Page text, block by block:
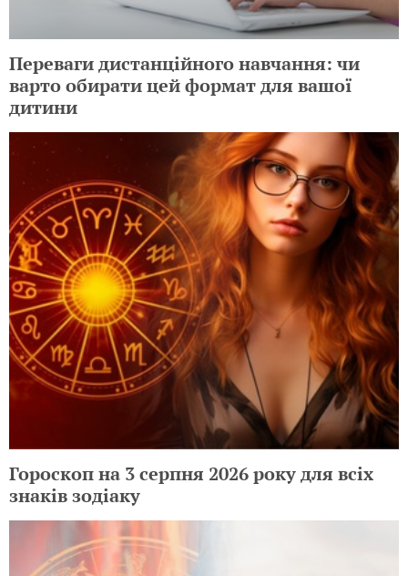
Переваги дистанційного навчання: чи
варто обирати цей формат для вашої
дитини
Гороскоп на 3 серпня 2026 року для всіх
знаків зодіаку